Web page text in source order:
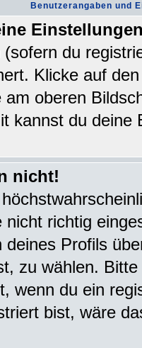
Benutzerangaben und
(sofern du
Klicke auf
am oberen
kannst du deine
nicht!
nicht richtig
deines Profils
zu wählen.
wenn du ein
bist, wäre